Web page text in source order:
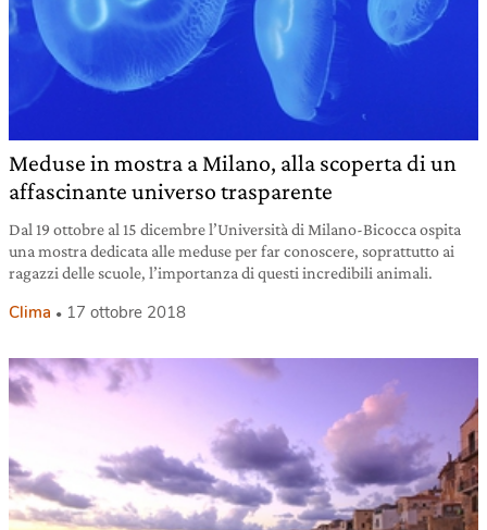
Meduse in mostra a Milano, alla scoperta di un
affascinante universo trasparente
Dal 19 ottobre al 15 dicembre l’Università di Milano-Bicocca ospita
una mostra dedicata alle meduse per far conoscere, soprattutto ai
ragazzi delle scuole, l’importanza di questi incredibili animali.
Clima 17 ottobre 2018